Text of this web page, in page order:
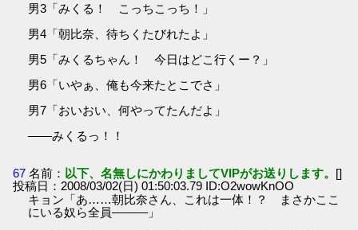
男3「みくる！ こっちこっち！」
男4「朝比奈、待ちくたびれたよ」
男5「みくるちゃん！ 今日はどこ行くー？」
男6「いやぁ、俺も今来たとこでさ」
男7「おいおい、何やってたんだよ」
――みくるっ！！
67 名前： 以下、名無しにかわりましてVIPがお送りします。 []
投稿日：2008/03/02(日) 01:50:03.79 ID:O2wowKnOO
キョン「あ……朝比奈さん、これは一体！？ まさかここ
にいる奴ら全員―――」